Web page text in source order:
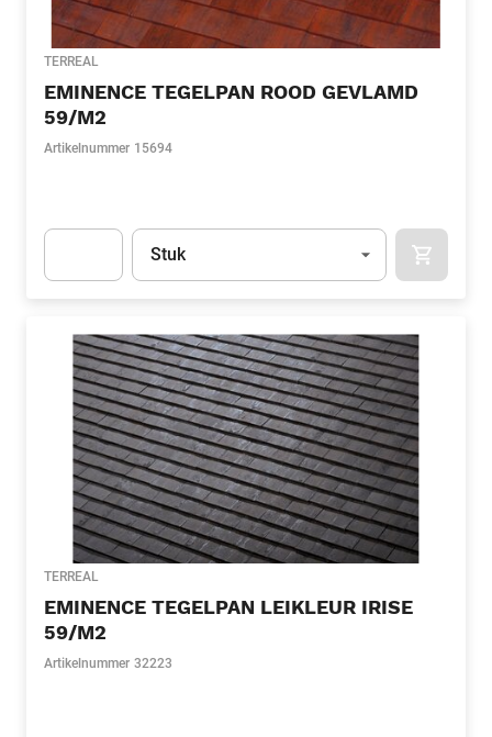
TERREAL
EMINENCE TEGELPAN ROOD GEVLAMD
59/M2
Artikelnummer 15694
Eenheid
Stuk
TERREAL
EMINENCE TEGELPAN LEIKLEUR IRISE
59/M2
Artikelnummer 32223